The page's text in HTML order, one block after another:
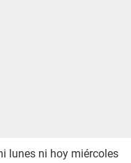
lunes ni hoy miércoles